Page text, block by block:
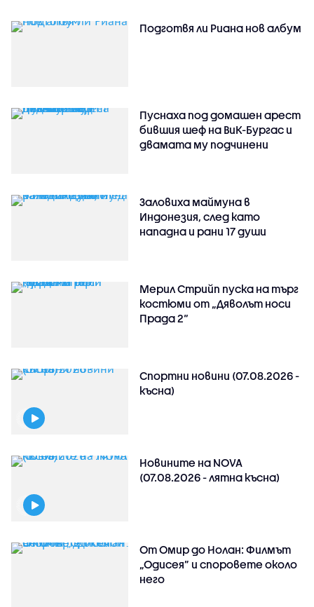
Подготвя ли Риана нов албум
Пуснаха под домашен арест
бившия шеф на ВиК-Бургас и
двамата му подчинени
Заловиха маймуна в
Индонезия, след като
нападна и рани 17 души
Мерил Стрийп пуска на търг
костюми от „Дяволът носи
Прада 2“
Спортни новини (07.08.2026 -
късна)
Новините на NOVA
(07.08.2026 - лятна късна)
От Омир до Нолан: Филмът
„Одисея” и споровете около
него